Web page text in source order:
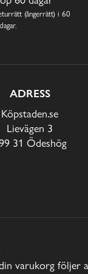
(ångerrätt) i 60
dagar.
ADRESS
Köpstaden.se
Lievägen 3
31 Ödeshög
varukorg följer